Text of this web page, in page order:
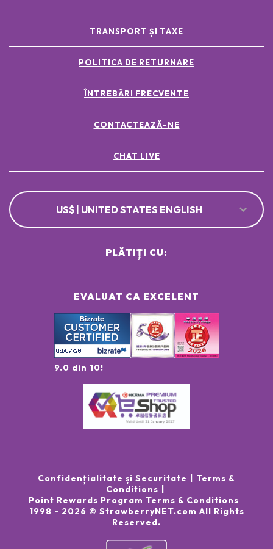
TRANSPORT ȘI TAXE
POLITICA DE RETURNARE
ÎNTREBĂRI FRECVENTE
CONTACTEAZĂ-NE
CHAT LIVE
US$ | UNITED STATES ENGLISH
EVALUAT CA EXCELENT
9.0 din 10!
PLĂTIȚI CU:
Confidențialitate și Securitate
Terms &
Conditions
Point Rewards Program Terms & Conditions
1998 - 2026 © StrawberryNET.com All Rights
Reserved.